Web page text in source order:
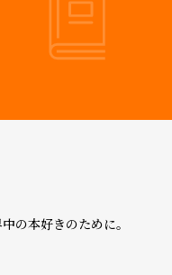
の本好きのために。